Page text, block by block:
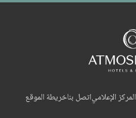
المركز الإعلامياتصل بناخريطة الموقع